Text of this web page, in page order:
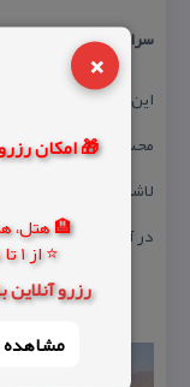
×
🏨 هتل،
⭐ از 1 تا 5 ستاره | فولبرد | نزدیک حرم
رزرو
مشاهده
سراب قلعه شاهین:
این سراب در نزدیكی
محسوب میشود در
لاشه سنگ و ملاط گچ
در آمده اند